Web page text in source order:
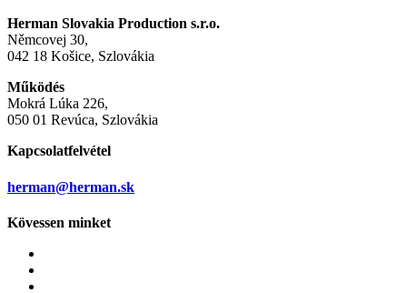
Herman Slovakia Production s.r.o.
Němcovej 30,
042 18 Košice, Szlovákia
Működés
Mokrá Lúka 226,
050 01 Revúca, Szlovákia
Kapcsolatfelvétel
herman@herman.sk
Kövessen minket